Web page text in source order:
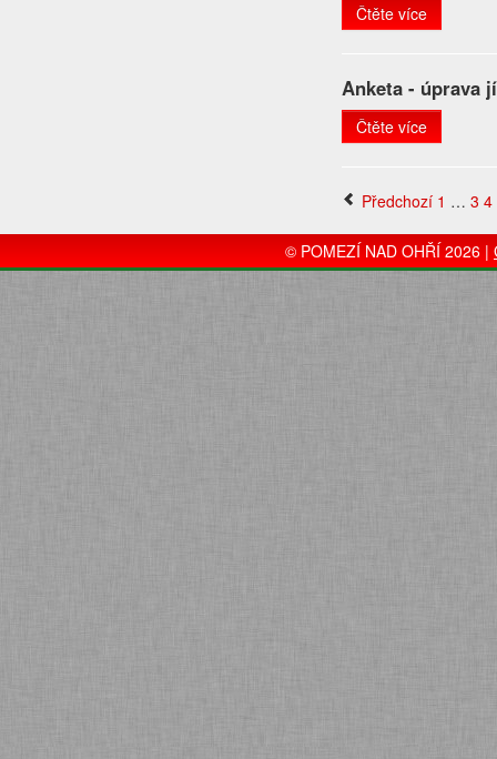
Čtěte více
Anketa - úprava
Čtěte více
Předchozí 1 … 3 4
© POMEZÍ NAD OHŘÍ 2026 |